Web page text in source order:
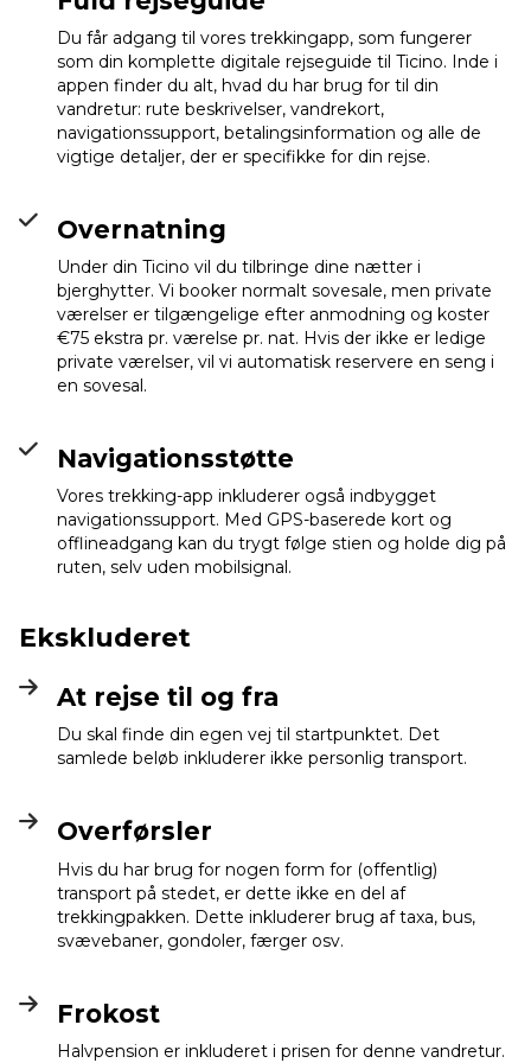
Capanna Alpe
Sponda Info
Du får adgang til vores trekkingapp, som fungerer
som din komplette digitale rejseguide til Ticino. Inde i
appen finder du alt, hvad du har brug for til din
vandretur: rute beskrivelser, vandrekort,
navigationssupport, betalingsinformation og alle de
vigtige detaljer, der er specifikke for din rejse.
Overnatning
Under din Ticino vil du tilbringe dine nætter i
bjerghytter. Vi booker normalt sovesale, men private
værelser er tilgængelige efter anmodning og koster
€75 ekstra pr. værelse pr. nat. Hvis der ikke er ledige
private værelser, vil vi automatisk reservere en seng i
en sovesal.
Navigationsstøtte
Vores trekking-app inkluderer også indbygget
navigationssupport. Med GPS-baserede kort og
offlineadgang kan du trygt følge stien og holde dig på
ruten, selv uden mobilsignal.
Ekskluderet
At rejse til og fra
Du skal finde din egen vej til startpunktet. Det
samlede beløb inkluderer ikke personlig transport.
Overførsler
Hvis du har brug for nogen form for (offentlig)
transport på stedet, er dette ikke en del af
trekkingpakken. Dette inkluderer brug af taxa, bus,
svævebaner, gondoler, færger osv.
Frokost
Halvpension er inkluderet i prisen for denne vandretur.